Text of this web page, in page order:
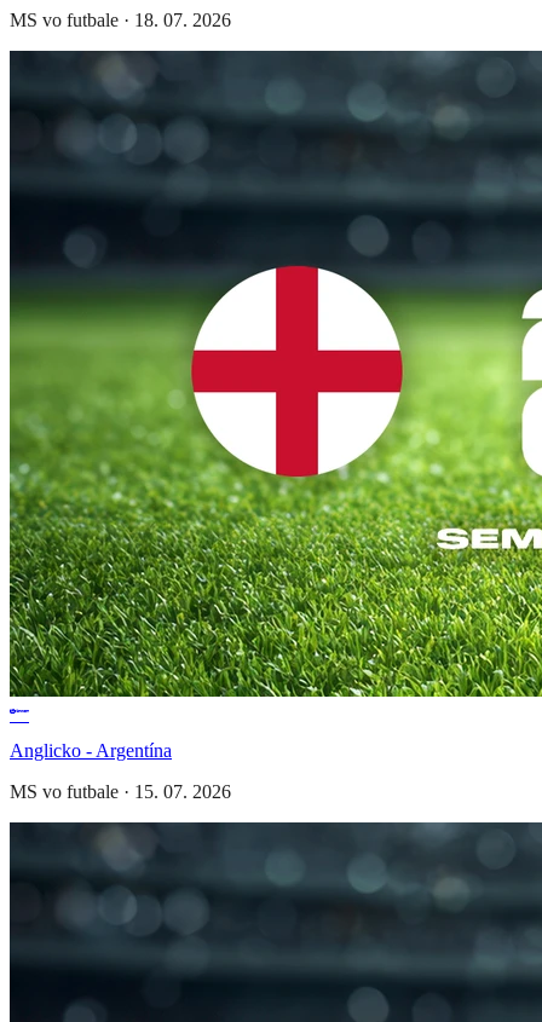
MS vo futbale · 18. 07. 2026
Anglicko - Argentína
MS vo futbale · 15. 07. 2026